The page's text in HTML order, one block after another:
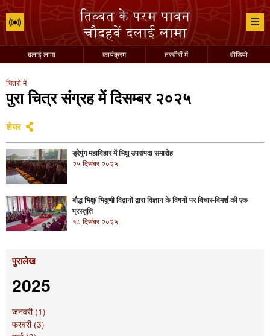
दलाई लामा कार्यक्रम तस्वीरों में वीडियो
चित्रों में
पुरा चित्र संग्रह में दिसम्बर २०२५
शेयर
ड्रेपुंग महाविहार में भिक्षु उपसंपदा समारोह
२५ दिसंबर २०२५
बौद्ध भिक्षु/ भिक्षुणी विद्वानों द्वारा विज्ञान के विषयों पर विचार-विमर्श की एक
प्रस्तुति
१८ दिसंबर २०२५
पुरालेख
2025
जनवरी (1)
फरवरी (3)